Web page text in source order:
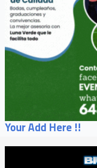
Your Add Here !!